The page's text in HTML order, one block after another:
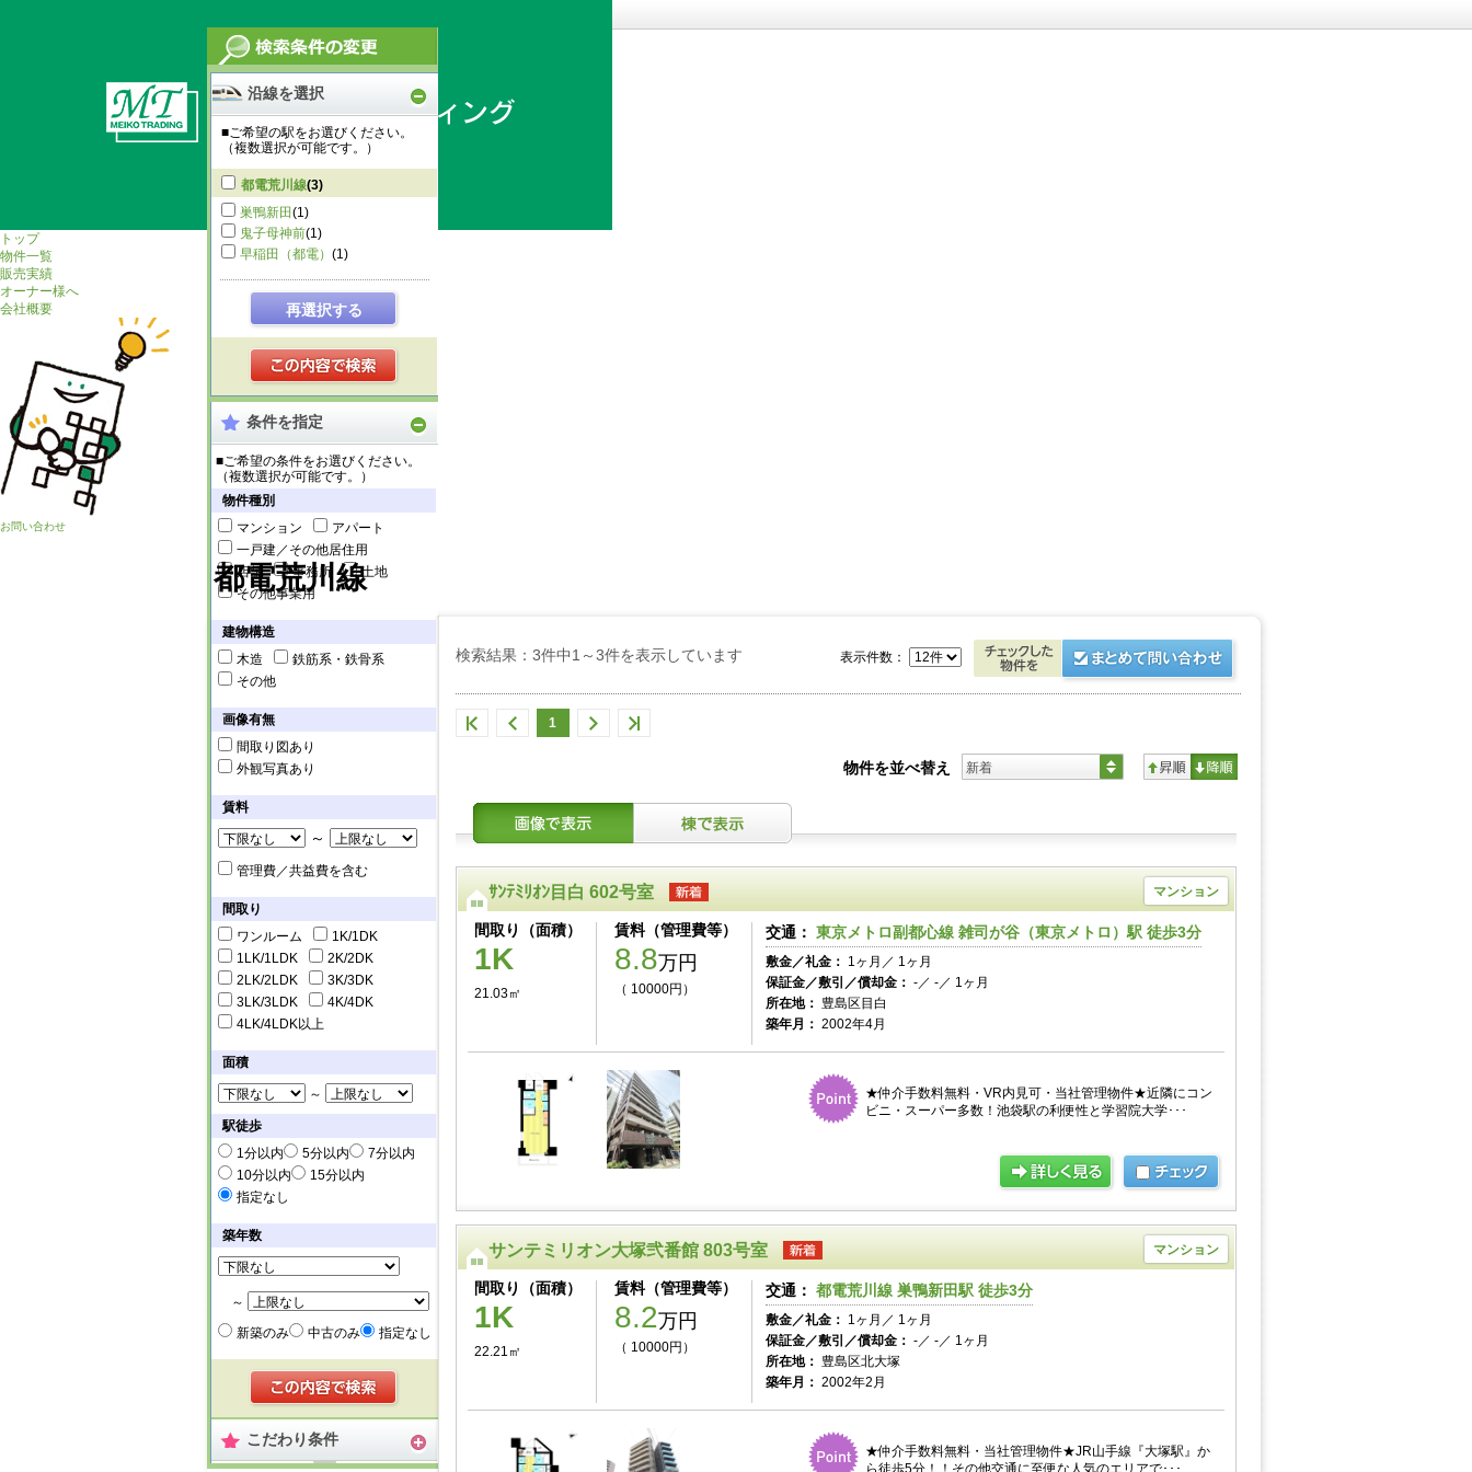
沿線を選択
■ご希望の駅をお選びください。
（複数選択が可能です。）
都電荒川線(3)
巣鴨新田(1)
鬼子母神前(1)
早稲田（都電） (1)
再選択する
条件を指定
■ご希望の条件をお選びください。
（複数選択が可能です。）
物件種別
マンション
アパート
一戸建／その他居住用
店舗
事務所
土地
その他事業用
建物構造
木造
鉄筋系・鉄骨系
その他
画像有無
間取り図あり
外観写真あり
賃料
～
管理費／共益費を含む
間取り
ワンルーム
1K/1DK
1LK/1LDK
2K/2DK
2LK/2LDK
3K/3DK
3LK/3LDK
4K/4DK
4LK/4LDK以上
面積
～
駅徒歩
1分以内
5分以内
7分以内
10分以内
15分以内
指定なし
築年数
～
新築のみ
中古のみ 指定なし
こだわり条件
トップ
物件一覧
販売実績
オーナー様へ
会社概要
お問い合わせ
都電荒川線
検索結果：3件中1～3件を表示しています
1
表示件数：
物件を並べ替え 新着
ｻﾝﾃﾐﾘｵﾝ目白 602号室 マンション
間取り（面積）
1K
21.03㎡
賃料（管理費等）
8.8万円
（ 10000円）
交通： 東京メトロ副都心線 雑司が谷（東京メトロ）駅 徒歩3分
敷金／礼金： 1ヶ月／ 1ヶ月
保証金／敷引／償却金： -／ -／ 1ヶ月
所在地： 豊島区目白
築年月： 2002年4月
★仲介手数料無料・VR内見可・当社管理物件★近隣にコン
ビニ・スーパー多数！池袋駅の利便性と学習院大学･･･
サンテミリオン大塚弐番館 803号室 マンション
間取り（面積）
1K
22.21㎡
賃料（管理費等）
8.2万円
（ 10000円）
交通： 都電荒川線 巣鴨新田駅 徒歩3分
敷金／礼金： 1ヶ月／ 1ヶ月
保証金／敷引／償却金： -／ -／ 1ヶ月
所在地： 豊島区北大塚
築年月： 2002年2月
★仲介手数料無料・当社管理物件★JR山手線『大塚駅』か
ら徒歩5分！！その他交通に至便な人気のエリアで･･･